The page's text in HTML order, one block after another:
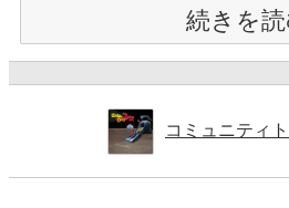
続きを
コミュニティ